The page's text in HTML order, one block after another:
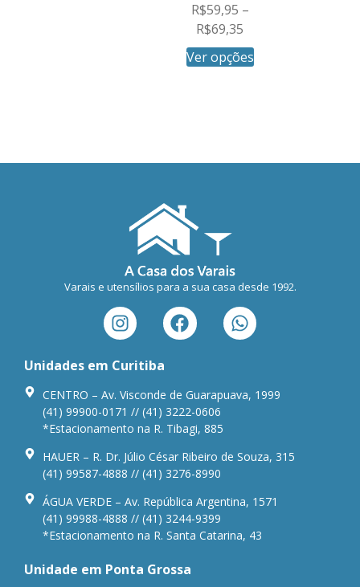
R$59,95 –
R$69,35
Ver opções
Varais e utensílios para a sua casa desde 1992.
Unidades em Curitiba
CENTRO – Av. Visconde de Guarapuava, 1999
(41) 99900-0171 // (41) 3222-0606
*Estacionamento na R. Tibagi, 885
HAUER – R. Dr. Júlio César Ribeiro de Souza, 315
(41) 99587-4888 // (41) 3276-8990
ÁGUA VERDE – Av. República Argentina, 1571
(41) 99988-4888 // (41) 3244-9399
*Estacionamento na R. Santa Catarina, 43
Unidade em Ponta Grossa